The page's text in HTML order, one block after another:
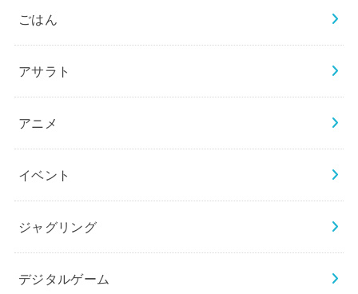
ごはん
アサラト
アニメ
イベント
ジャグリング
デジタルゲーム